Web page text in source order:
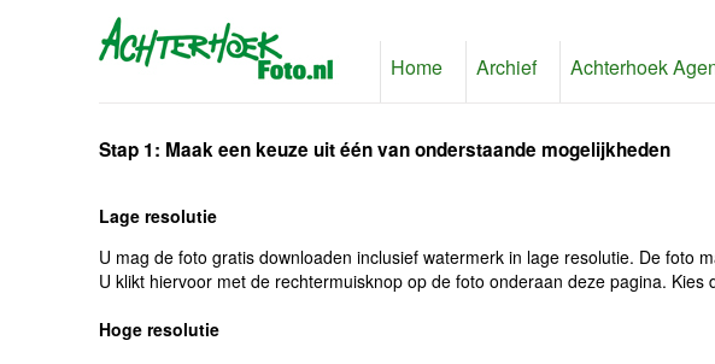
Home Archief Achterhoek
Stap 1: Maak een keuze uit één van onderstaande mogelijkheden
Lage resolutie
U mag de foto gratis downloaden inclusief watermerk in lage resolutie. De foto
U klikt hiervoor met de rechtermuisknop op de foto onderaan deze pagina. Kies
Hoge resolutie